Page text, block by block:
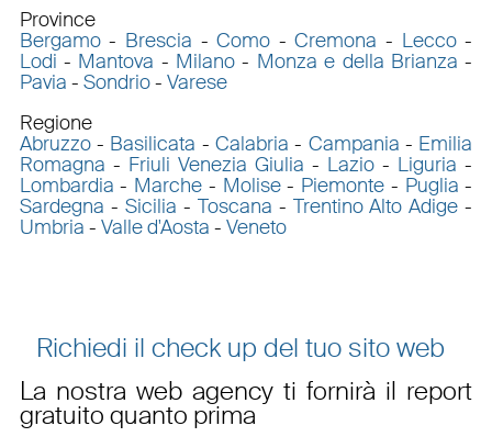
Province
Bergamo- Brescia -Como -Cremona - Lecco-
Lodi - Mantova - Milano - Monza e della Brianza -
Pavia - Sondrio- Varese
Regione
Abruzzo- Basilicata - Calabria - Campania - Emilia
Romagna - Friuli Venezia Giulia - Lazio - Liguria -
Lombardia - Marche - Molise- Piemonte - Puglia -
Sardegna - Sicilia - Toscana - Trentino Alto Adige -
Umbria - Valle d'Aosta - Veneto
Richiedi il check up del tuo sito web
La nostra web agency ti fornirà il report
gratuito quanto prima